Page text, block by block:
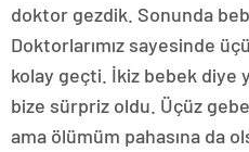
doktor gezdik. Sonunda
Doktorlarımız sayesinde
kolay geçti. İkiz bebek diye
bize sürpriz oldu. Üçüz
ama ölümüm pahasına da